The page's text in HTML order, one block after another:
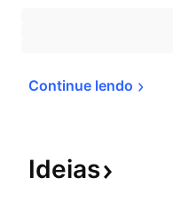
Continue lendo
Ideias